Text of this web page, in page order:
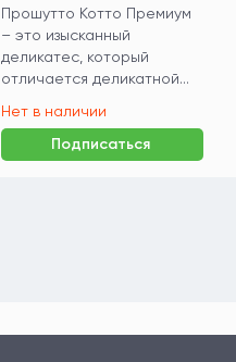
Прошутто Котто Премиум
– это изысканный
деликатес, который
отличается деликатной...
Нет в наличии
Подписаться